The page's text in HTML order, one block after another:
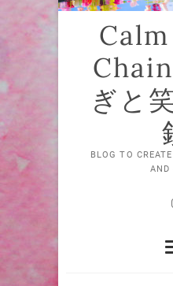
ぎと
BLOG TO
AND